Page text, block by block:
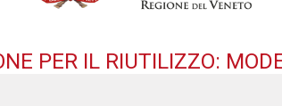
PER IL RIUTILIZZO: